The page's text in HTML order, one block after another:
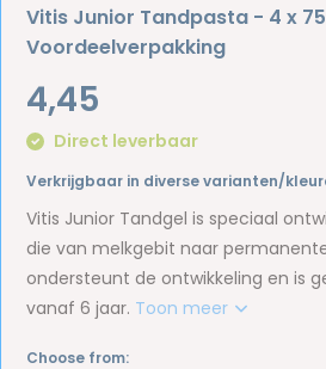
Vitis Junior Tandpasta - 4 x
Voordeelverpakking
4,45
Direct leverbaar
Verkrijgbaar in diverse varianten/
Vitis Junior Tandgel is speciaal
die van melkgebit naar
ondersteunt de ontwikkeling en is
vanaf 6 jaar. Toon meer
Choose from: